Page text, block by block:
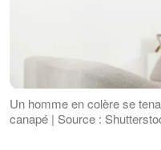
Un homme en colère se
canapé | Source :